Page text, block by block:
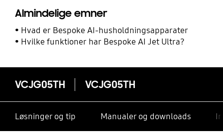
Almindelige emner
Hvad er Bespoke AI-husholdningsapparater
Hvilke funktioner har Bespoke AI Jet Ultra?
VCJG05TH VCJG05TH
Løsninger og tip Manualer og downloads